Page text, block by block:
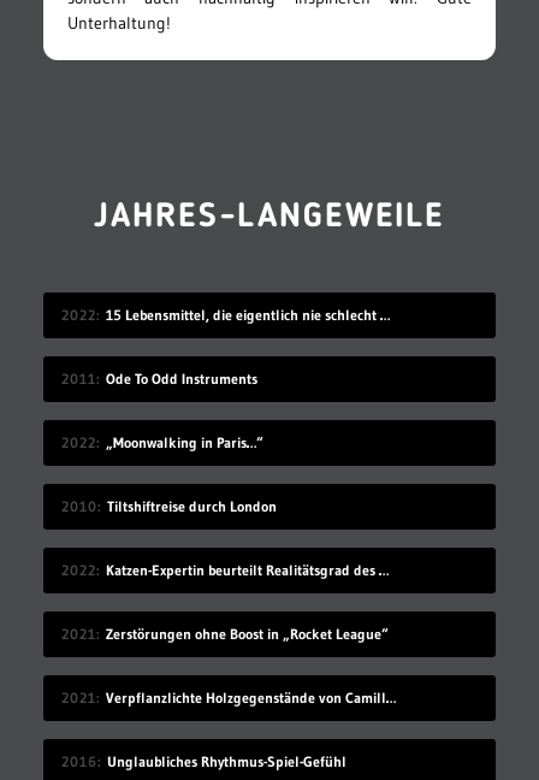
Unterhaltung!
JAHRES-LANGEWEILE
2022 15 Lebensmittel, die eigentlich nie schlecht werden
2011 Ode To Odd Instruments
2022 „Moonwalking in Paris…“
2010 Tiltshiftreise durch London
2022 Katzen-Expertin beurteilt Realitätsgrad des Verhaltens in „Stray“
2021 Zerstörungen ohne Boost in „Rocket League“
2021 Verpflanzlichte Holzgegenstände von Camille Kachani
2016 Unglaubliches Rhythmus-Spiel-Gefühl